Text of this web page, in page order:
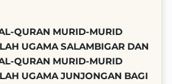
QURAN MURID-MURID
UGAMA SALAMBIGAR DAN
QURAN MURID-MURID
UGAMA JUNJONGAN BAGI